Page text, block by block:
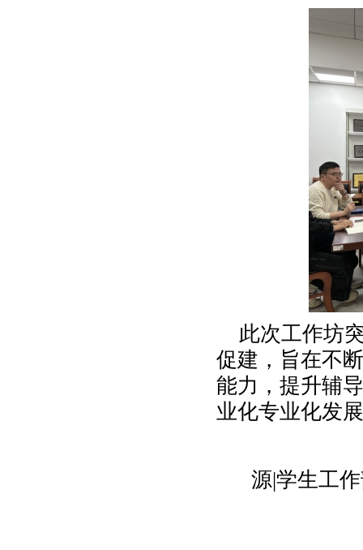
此次工作坊
促建，旨在不
能力，提升辅
业化专业化发
源|学生工